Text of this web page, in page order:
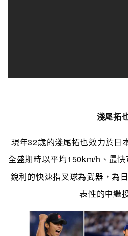
淺尾拓
現年32歲的淺尾拓也效力於日
全盛期時以平均150km/h、最
銳利的快速指叉球為武器，為
表性的中繼